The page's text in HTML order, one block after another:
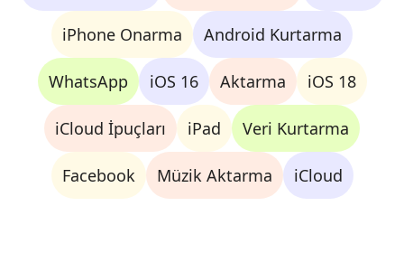
iPhone Onarma Android Kurtarma
WhatsApp iOS 16 Aktarma iOS 18
iCloud İpuçları iPad Veri Kurtarma
Facebook Müzik Aktarma iCloud